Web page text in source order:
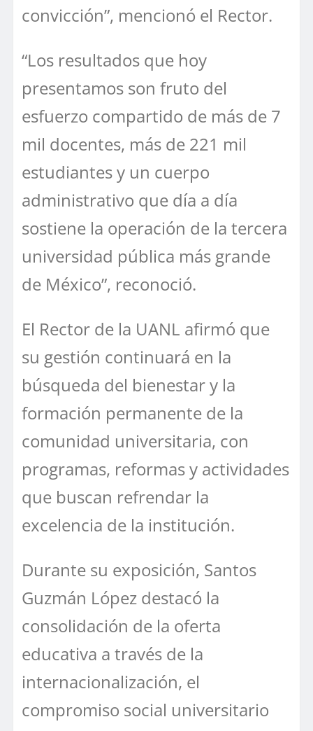
convicción”, mencionó el Rector.
“Los resultados que hoy
presentamos son fruto del
esfuerzo compartido de más de 7
mil docentes, más de 221 mil
estudiantes y un cuerpo
administrativo que día a día
sostiene la operación de la tercera
universidad pública más grande
de México”, reconoció.
El Rector de la UANL afirmó que
su gestión continuará en la
búsqueda del bienestar y la
formación permanente de la
comunidad universitaria, con
programas, reformas y actividades
que buscan refrendar la
excelencia de la institución.
Durante su exposición, Santos
Guzmán López destacó la
consolidación de la oferta
educativa a través de la
internacionalización, el
compromiso social universitario